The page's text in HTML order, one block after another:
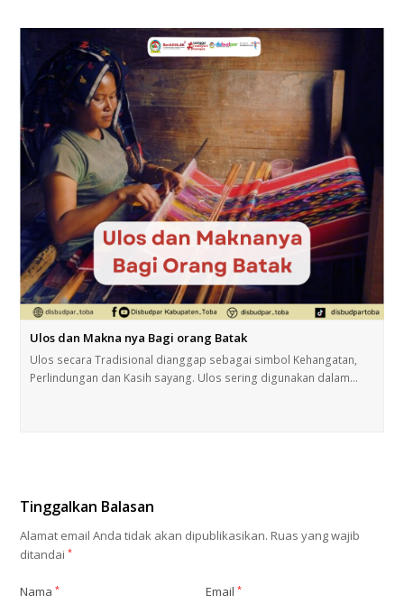
Ulos dan Makna nya Bagi orang Batak
Ulos secara Tradisional dianggap sebagai simbol Kehangatan,
Perlindungan dan Kasih sayang. Ulos sering digunakan dalam…
Tinggalkan Balasan
Alamat email Anda tidak akan dipublikasikan. Ruas yang wajib
ditandai*
Nama* Email*